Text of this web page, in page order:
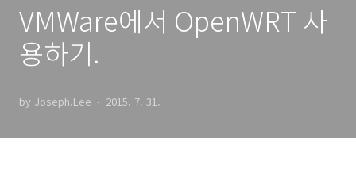
VMWare에서 OpenWRT 사
용하기.
by Joseph.Lee 2015. 7. 31.